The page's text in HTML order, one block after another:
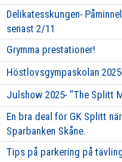
Delikatesskungen-
senast 2/11
Grymma prestationer!
Höstlovsgympaskolan
Julshow 2025- "The Splitt
En bra deal för GK Splitt
Sparbanken Skåne.
Tips på parkering på